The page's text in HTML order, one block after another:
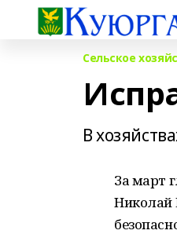
Сельское
В
За март
Николай